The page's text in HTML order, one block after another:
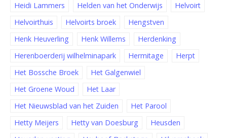
Heidi Lammers
Helden van het Onderwijs
Helvoirt
Helvoirthuis
Helvoirts broek
Hengstven
Henk Heuverling
Henk Willems
Herdenking
Herenboerderij wilhelminapark
Hermitage
Herpt
Het Bossche Broek
Het Galgenwiel
Het Groene Woud
Het Laar
Het Nieuwsblad van het Zuiden
Het Parool
Hetty Meijers
Hetty van Doesburg
Heusden